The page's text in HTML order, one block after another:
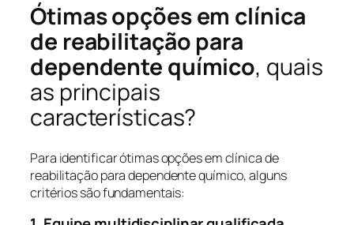
Ótimas opções em clínica
de reabilitação para
dependente químico, quais
as principais
características?
Para identificar ótimas opções em clínica de
reabilitação para dependente químico, alguns
critérios são fundamentais: